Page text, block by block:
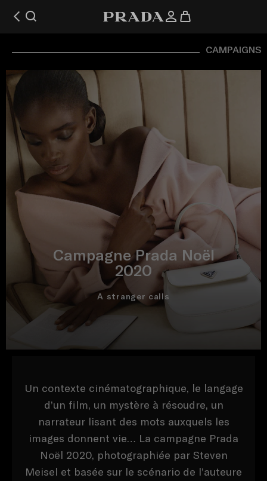
CAMPAIGNS
Campagne Prada Noël
2020
A stranger calls
Un contexte cinématographique, le langage
d’un film, un mystère à résoudre, un
narrateur lisant des mots auxquels les
images donnent vie… La campagne Prada
Noël 2020, photographiée par Steven
Meisel et basée sur le scénario de l’auteure